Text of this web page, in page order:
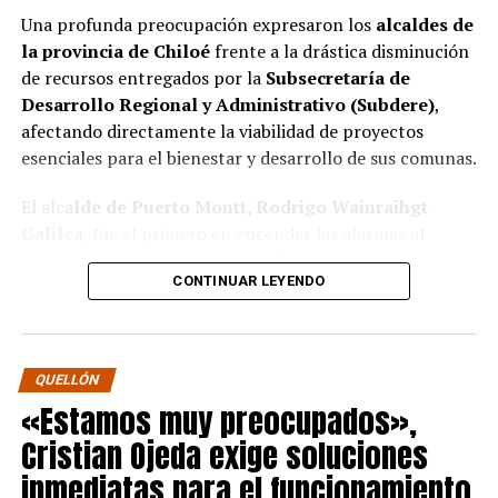
Una profunda preocupación expresaron los alcaldes de
la provincia de Chiloéfrente a la drástica disminución
de recursos entregados por la Subsecretaría de
Desarrollo Regional y Administrativo (Subdere),
afectando directamente la viabilidad de proyectos
esenciales para el bienestar y desarrollo de sus comunas.
El alca lde de Puerto Montt, Rodrigo Wainraihgt
denunciar públicamente que la Subdere no cuenta con
fondos para financiar iniciativas del Programa de
Mejoramiento de Barrios (PMB), a pesar de que muchas
ya estaban declaradas elegibles.
historia, la Subdere no tiene recursos para estos
programas fundamentales”,afirmó el edil de la capital
regional de Los Lagos.
CONTINUAR LEYENDO
QUELLÓN
«Estamos muy preocupados»,
Cristian Ojeda exige soluciones